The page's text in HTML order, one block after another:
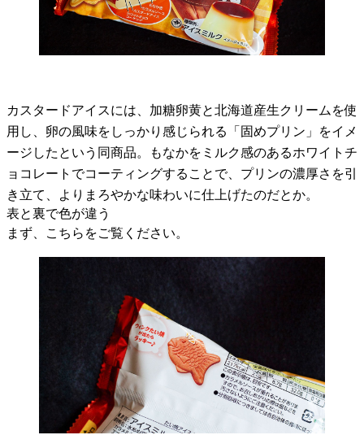
カスタードアイスには、加糖卵黄と北海道産生クリームを使
用し、卵の風味をしっかり感じられる「固めプリン」をイメ
ージしたという同商品。もなかをミルク感のあるホワイトチ
ョコレートでコーティングすることで、プリンの濃厚さを引
き立て、よりまろやかな味わいに仕上げたのだとか。
表と裏で色が違う
まず、こちらをご覧ください。